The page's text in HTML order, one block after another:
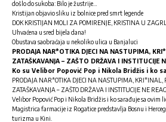
došlo do sukoba: Bilo je žustrije…
Kristijan objavio sliku iz bolnice pred smrt legende
DOK KRISTIJAN MOLI ZA POMIRENJE, KRISTINA U
Uhvaćena u sred bijela dana!
Obustava saobraćaja u nekoliko ulica u Banjaluci
PRODAJA NAR*OTIKA DJECI NA NASTUPIMA,
ZATAŠKAVANJA – ZAŠTO DRŽAVA I INSTITUCIJE
Ko su Velibor Popović Pop i Nikola Bridžis i ko
PRODAJA NAR*OTIKA DJECI NA NASTUPIMA, KRI*INAL,
ZATAŠKAVANJA – ZAŠTO DRŽAVA I INSTITUCIJE NE
Velibor Popović Pop i Nikola Bridžis i ko sarađuje sa ovim
Magistrica farmacije iz Rogatice predstavlja Bosnu i
turizma u Kini.